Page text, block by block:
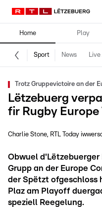
Home Play
Sport News
Trotz Gruppevictoire an der
Lëtzebuerg
fir Rugby Europe
Charlie Stone RTL Today
Obwuel
Grupp an der Europe
der Spëtzt ofgeschloss
Plaz am Playoff
speziell Reegelung.